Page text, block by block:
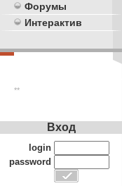
Форумы
Интерактив
**
Вход
login
password